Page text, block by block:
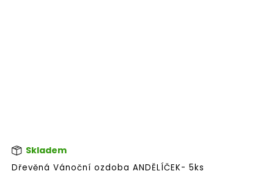
Dřevěná Vánoční ozdoba ANDĚLÍČEK- 5ks
Skladem